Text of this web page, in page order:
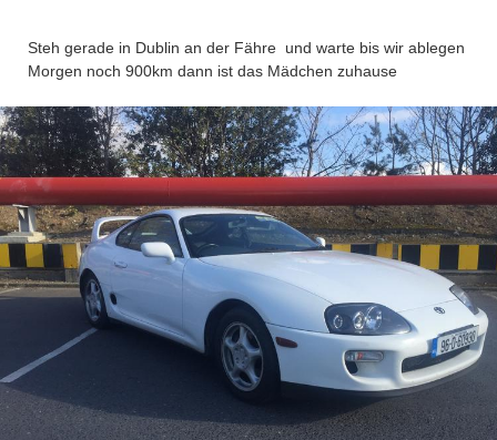
Steh gerade in Dublin an der Fähre und warte bis wir ablegen
Morgen noch 900km dann ist das Mädchen zuhause